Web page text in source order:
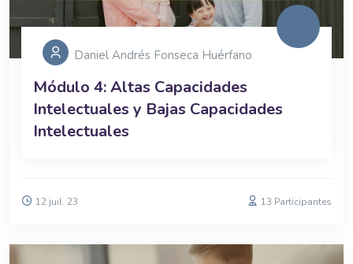
Daniel Andrés Fonseca Huérfano
Módulo 4: Altas Capacidades
Intelectuales y Bajas Capacidades
Intelectuales
12 juil. 23 13 Participantes